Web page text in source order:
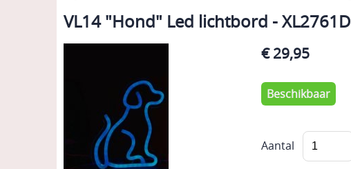
VL14 "Hond" Led lichtbord - XL2761D
€ 29,95
Beschikbaar
Aantal